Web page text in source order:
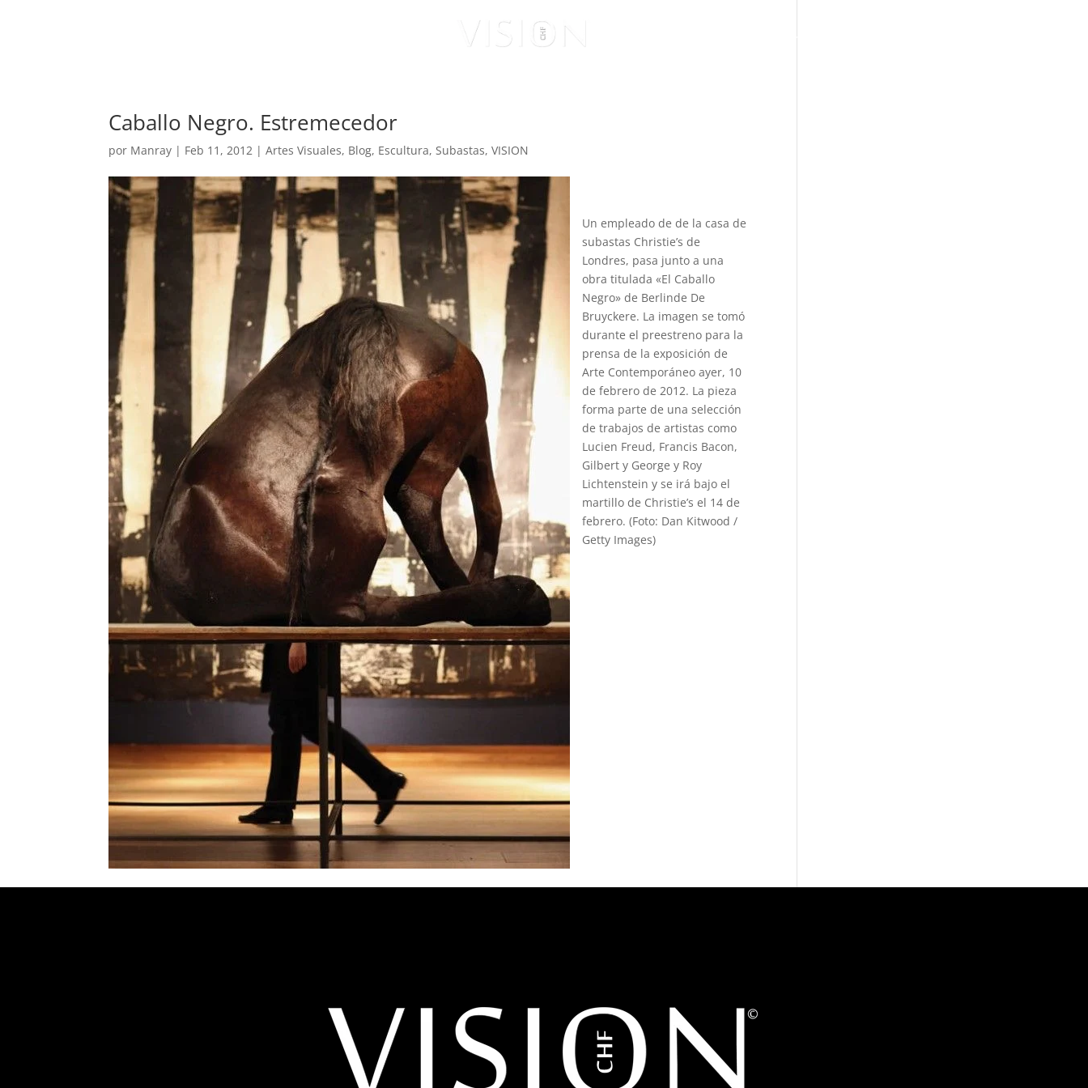
Caballo Negro. Estremecedor
por Manray | Feb 11, 2012 |Artes Visuales, Blog, Escultura,Subastas,VISION
Un empleado de de la casa de
subastas Christie’s de
Londres, pasa junto a una
obra titulada «El Caballo
Negro» de Berlinde De
Bruyckere. La imagen se tomó
durante el preestreno para la
prensa de la exposición de
Arte Contemporáneo ayer, 10
de febrero de 2012. La pieza
forma parte de una selección
de trabajos de artistas como
Lucien Freud, Francis Bacon,
Gilbert y George y Roy
Lichtenstein y se irá bajo el
martillo de Christie’s el 14 de
febrero. (Foto: Dan Kitwood /
Getty Images)